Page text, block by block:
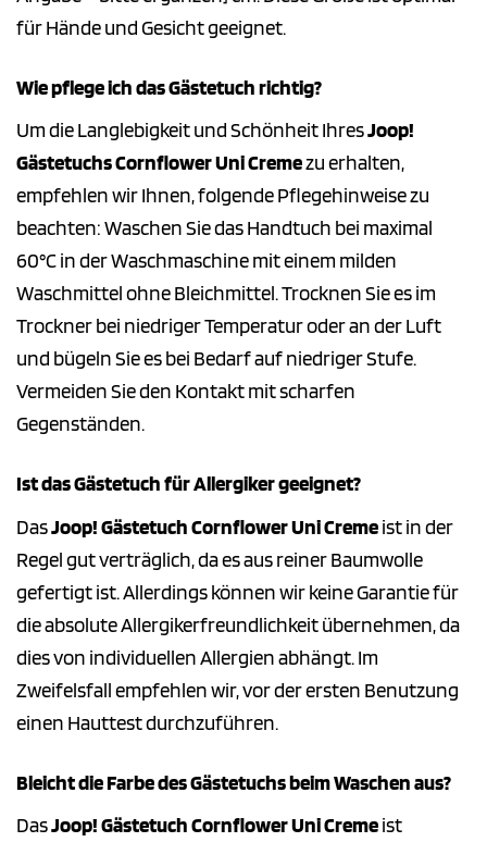
für Hände und Gesicht geeignet.
Wie pflege ich das Gästetuch richtig?
Um die Langlebigkeit und Schönheit IhresJoop!
Gästetuchs Cornflower Uni Cremezu erhalten,
empfehlen wir Ihnen, folgende Pflegehinweise zu
beachten: Waschen Sie das Handtuch bei maximal
60°C in der Waschmaschine mit einem milden
Waschmittel ohne Bleichmittel. Trocknen Sie es im
Trockner bei niedriger Temperatur oder an der Luft
und bügeln Sie es bei Bedarf auf niedriger Stufe.
Vermeiden Sie den Kontakt mit scharfen
Gegenständen.
Ist das Gästetuch für Allergiker geeignet?
DasJoop! Gästetuch Cornflower Uni Cremeist in der
Regel gut verträglich, da es aus reiner Baumwolle
gefertigt ist. Allerdings können wir keine Garantie für
die absolute Allergikerfreundlichkeit übernehmen, da
dies von individuellen Allergien abhängt. Im
Zweifelsfall empfehlen wir, vor der ersten Benutzung
einen Hauttest durchzuführen.
Bleicht die Farbe des Gästetuchs beim Waschen aus?
DasJoop! Gästetuch Cornflower Uni Cremeist